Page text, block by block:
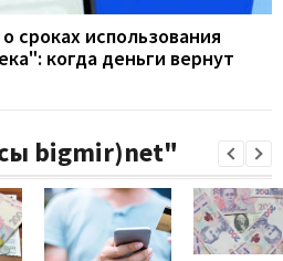
сроках использования
когда деньги вернут
bigmir)net"